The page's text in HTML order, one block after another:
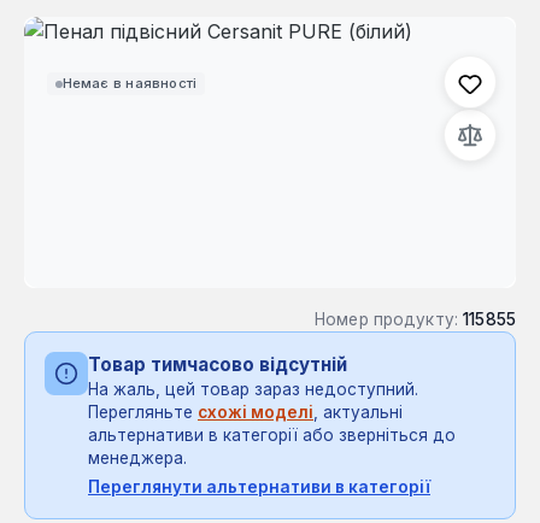
Немає в наявності
Пропустити галерею зображень
Номер продукту: 115855
Товар тимчасово відсутній
На жаль, цей товар зараз недоступний.
Перегляньте схожі моделі, актуальні
альтернативи в категорії або зверніться до
менеджера.
Переглянути альтернативи в категорії